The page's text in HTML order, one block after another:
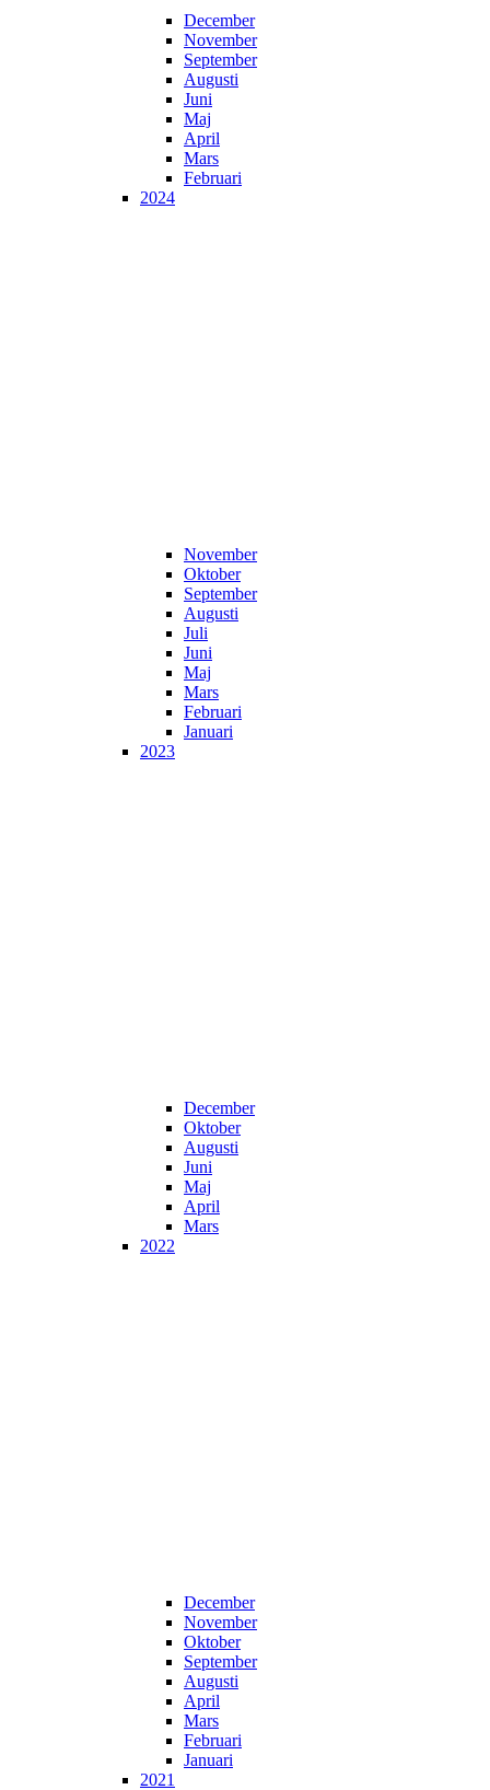
December
November
September
Augusti
Juni
Maj
April
Mars
Februari
2024
November
Oktober
September
Augusti
Juli
Juni
Maj
Mars
Februari
Januari
2023
December
Oktober
Augusti
Juni
Maj
April
Mars
2022
December
November
Oktober
September
Augusti
April
Mars
Februari
Januari
2021